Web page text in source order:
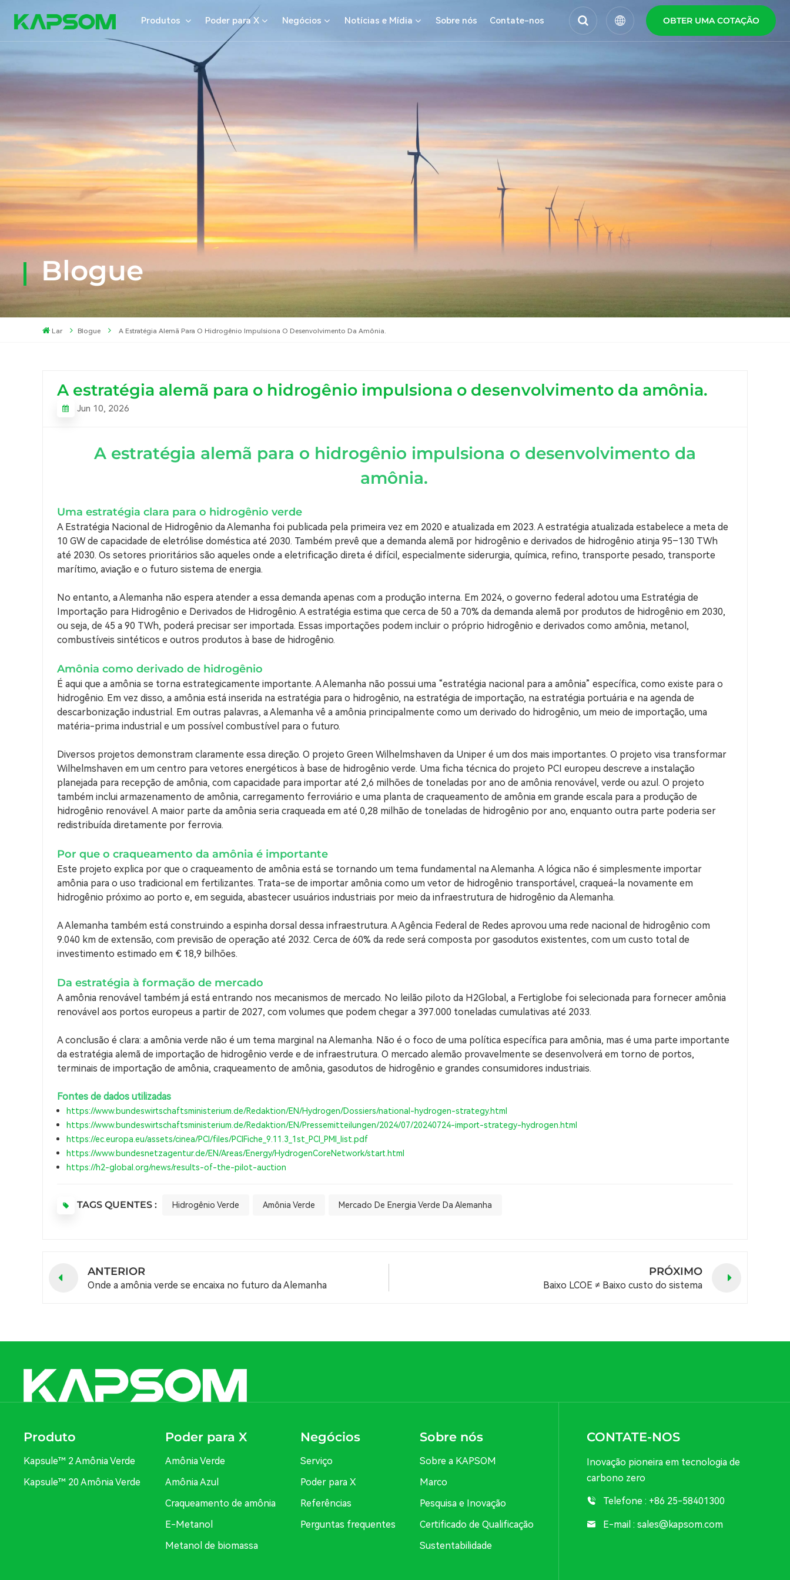
Produtos Poder para X Negócios Notícias e Mídia Sobre nós Contate-nos OBTER UMA COTAÇÃO
Blogue
Lar Blogue A Estratégia Alemã Para O Hidrogênio Impulsiona O Desenvolvimento Da Amônia.
A estratégia alemã para o hidrogênio impulsiona o desenvolvimento da amônia.
Jun 10, 2026
A estratégia alemã para o hidrogênio impulsiona o desenvolvimento da
amônia.
Uma estratégia clara para o hidrogênio verde
A Estratégia Nacional de Hidrogênio da Alemanha foi publicada pela primeira vez em 2020 e atualizada em 2023. A estratégia atualizada estabelece a meta de
10 GW de capacidade de eletrólise doméstica até 2030. Também prevê que a demanda alemã por hidrogênio e derivados de hidrogênio atinja 95–130 TWh
até 2030. Os setores prioritários são aqueles onde a eletrificação direta é difícil, especialmente siderurgia, química, refino, transporte pesado, transporte
marítimo, aviação e o futuro sistema de energia.
No entanto, a Alemanha não espera atender a essa demanda apenas com a produção interna. Em 2024, o governo federal adotou uma Estratégia de
Importação para Hidrogênio e Derivados de Hidrogênio. A estratégia estima que cerca de 50 a 70% da demanda alemã por produtos de hidrogênio em 2030,
ou seja, de 45 a 90 TWh, poderá precisar ser importada. Essas importações podem incluir o próprio hidrogênio e derivados como amônia, metanol,
combustíveis sintéticos e outros produtos à base de hidrogênio.
Amônia como derivado de hidrogênio
É aqui que a amônia se torna estrategicamente importante. A Alemanha não possui uma “estratégia nacional para a amônia” específica, como existe para o
hidrogênio. Em vez disso, a amônia está inserida na estratégia para o hidrogênio, na estratégia de importação, na estratégia portuária e na agenda de
descarbonização industrial. Em outras palavras, a Alemanha vê a amônia principalmente como um derivado do hidrogênio, um meio de importação, uma
matéria-prima industrial e um possível combustível para o futuro.
Diversos projetos demonstram claramente essa direção. O projeto Green Wilhelmshaven da Uniper é um dos mais importantes. O projeto visa transformar
Wilhelmshaven em um centro para vetores energéticos à base de hidrogênio verde. Uma ficha técnica do projeto PCI europeu descreve a instalação
planejada para recepção de amônia, com capacidade para importar até 2,6 milhões de toneladas por ano de amônia renovável, verde ou azul. O projeto
também inclui armazenamento de amônia, carregamento ferroviário e uma planta de craqueamento de amônia em grande escala para a produção de
hidrogênio renovável. A maior parte da amônia seria craqueada em até 0,28 milhão de toneladas de hidrogênio por ano, enquanto outra parte poderia ser
redistribuída diretamente por ferrovia.
Por que o craqueamento da amônia é importante
Este projeto explica por que o craqueamento de amônia está se tornando um tema fundamental na Alemanha. A lógica não é simplesmente importar
amônia para o uso tradicional em fertilizantes. Trata-se de importar amônia como um vetor de hidrogênio transportável, craqueá-la novamente em
hidrogênio próximo ao porto e, em seguida, abastecer usuários industriais por meio da infraestrutura de hidrogênio da Alemanha.
A Alemanha também está construindo a espinha dorsal dessa infraestrutura. A Agência Federal de Redes aprovou uma rede nacional de hidrogênio com
9.040 km de extensão, com previsão de operação até 2032. Cerca de 60% da rede será composta por gasodutos existentes, com um custo total de
investimento estimado em € 18,9 bilhões.
Da estratégia à formação de mercado
A amônia renovável também já está entrando nos mecanismos de mercado. No leilão piloto da H2Global, a Fertiglobe foi selecionada para fornecer amônia
renovável aos portos europeus a partir de 2027, com volumes que podem chegar a 397.000 toneladas cumulativas até 2033.
A conclusão é clara: a amônia verde não é um tema marginal na Alemanha. Não é o foco de uma política específica para amônia, mas é uma parte importante
da estratégia alemã de importação de hidrogênio verde e de infraestrutura. O mercado alemão provavelmente se desenvolverá em torno de portos,
terminais de importação de amônia, craqueamento de amônia, gasodutos de hidrogênio e grandes consumidores industriais.
Fontes de dados utilizadas
https://www.bundeswirtschaftsministerium.de/Redaktion/EN/Hydrogen/Dossiers/national-hydrogen-strategy.html
https://www.bundeswirtschaftsministerium.de/Redaktion/EN/Pressemitteilungen/2024/07/20240724-import-strategy-hydrogen.html
https://ec.europa.eu/assets/cinea/PCI/files/PCIFiche_9.11.3_1st_PCI_PMI_list.pdf
https://www.bundesnetzagentur.de/EN/Areas/Energy/HydrogenCoreNetwork/start.html
https://h2-global.org/news/results-of-the-pilot-auction
TAGS QUENTES : Hidrogênio Verde Amônia Verde Mercado De Energia Verde Da Alemanha
ANTERIOR
Onde a amônia verde se encaixa no futuro da Alemanha
PRÓXIMO
Baixo LCOE ≠ Baixo custo do sistema
Produto
Kapsule™ 2 Amônia Verde
Kapsule™ 20 Amônia Verde
Poder para X
Amônia Verde
Amônia Azul
Craqueamento de amônia
E-Metanol
Metanol de biomassa
Negócios
Serviço
Poder para X
Referências
Perguntas frequentes
Sobre nós
Sobre a KAPSOM
Marco
Pesquisa e Inovação
Certificado de Qualificação
Sustentabilidade
CONTATE-NOS
Inovação pioneira em tecnologia de
carbono zero
Telefone : +86 25-58401300
E-mail :sales@kapsom.com